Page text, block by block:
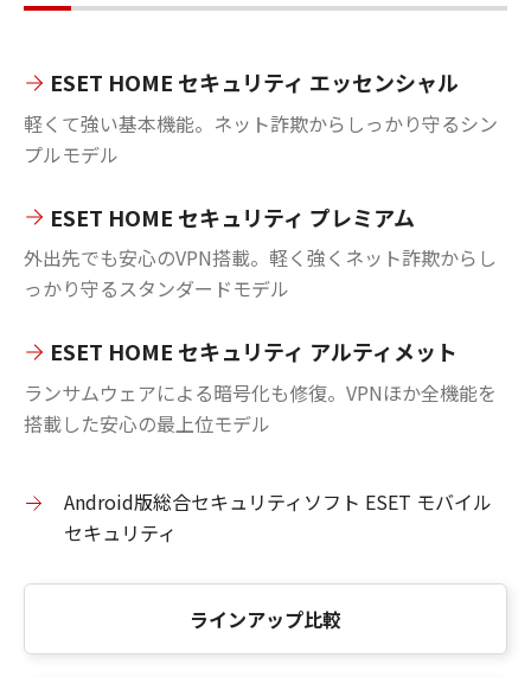
ESET HOME セキュリティ エッセンシャル
軽くて強い基本機能。ネット詐欺からしっかり守るシン
プルモデル
ESET HOME セキュリティ プレミアム
外出先でも安心のVPN搭載。軽く強くネット詐欺からし
っかり守るスタンダードモデル
ESET HOME セキュリティ アルティメット
ランサムウェアによる暗号化も修復。VPNほか全機能を
搭載した安心の最上位モデル
Android版総合セキュリティソフト ESET モバイル
セキュリティ
ラインアップ比較